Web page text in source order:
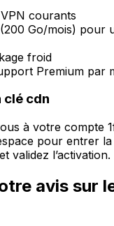
courants
Go/mois) pour
froid
Premium par
clé cdn
à votre compte
pour entrer
validez l’activation.
avis sur